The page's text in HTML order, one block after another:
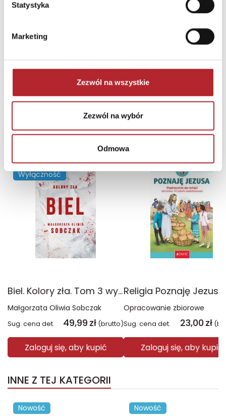
Statystyka
Marketing
Zezwól na wszystkie
Zezwól na wybór
Odmowa
NAJCZĘŚCIEJ KUPOWANE zobacz więcej
TOP 100
Wyłączność
Biel. Kolory zła. Tom 3 wyd. 2025
Małgorzata Oliwia Sobczak
Sug. cena det. 49,99 zł (brutto)
Zaloguj się, aby kupić
TOP 100
Opracowanie zbiorowe
Sug. cena det. 23,00 zł
Zaloguj się, aby kupić
INNE Z TEJ KATEGORII
Nowość Nowość